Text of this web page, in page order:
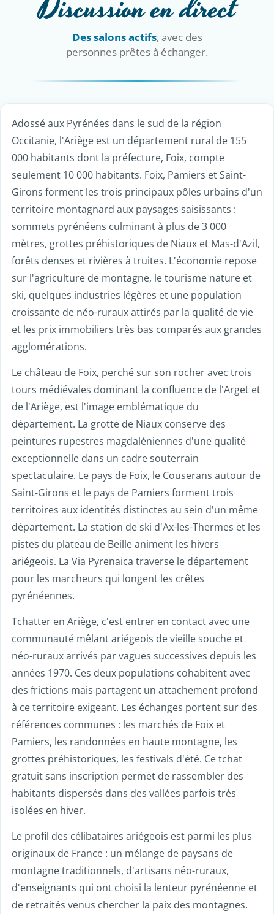
Discussion en direct
Des salons actifs, avec des
personnes prêtes à échanger.
Adossé aux Pyrénées dans le sud de la région
Occitanie, l'Ariège est un département rural de 155
000 habitants dont la préfecture, Foix, compte
seulement 10 000 habitants. Foix, Pamiers et Saint-
Girons forment les trois principaux pôles urbains d'un
territoire montagnard aux paysages saisissants :
sommets pyrénéens culminant à plus de 3 000
mètres, grottes préhistoriques de Niaux et Mas-d'Azil,
forêts denses et rivières à truites. L'économie repose
sur l'agriculture de montagne, le tourisme nature et
ski, quelques industries légères et une population
croissante de néo-ruraux attirés par la qualité de vie
et les prix immobiliers très bas comparés aux grandes
agglomérations.
Le château de Foix, perché sur son rocher avec trois
tours médiévales dominant la confluence de l'Arget et
de l'Ariège, est l'image emblématique du
département. La grotte de Niaux conserve des
peintures rupestres magdaléniennes d'une qualité
exceptionnelle dans un cadre souterrain
spectaculaire. Le pays de Foix, le Couserans autour de
Saint-Girons et le pays de Pamiers forment trois
territoires aux identités distinctes au sein d'un même
département. La station de ski d'Ax-les-Thermes et les
pistes du plateau de Beille animent les hivers
ariégeois. La Via Pyrenaica traverse le département
pour les marcheurs qui longent les crêtes
pyrénéennes.
Tchatter en Ariège, c'est entrer en contact avec une
communauté mêlant ariégeois de vieille souche et
néo-ruraux arrivés par vagues successives depuis les
années 1970. Ces deux populations cohabitent avec
des frictions mais partagent un attachement profond
à ce territoire exigeant. Les échanges portent sur des
références communes : les marchés de Foix et
Pamiers, les randonnées en haute montagne, les
grottes préhistoriques, les festivals d'été. Ce tchat
gratuit sans inscription permet de rassembler des
habitants dispersés dans des vallées parfois très
isolées en hiver.
Le profil des célibataires ariégeois est parmi les plus
originaux de France : un mélange de paysans de
montagne traditionnels, d'artisans néo-ruraux,
d'enseignants qui ont choisi la lenteur pyrénéenne et
de retraités venus chercher la paix des montagnes.